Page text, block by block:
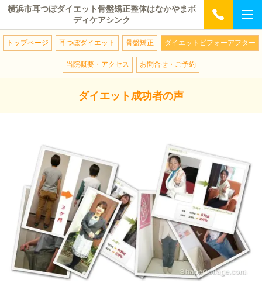
横浜市耳つぼダイエット骨盤矯正整体はなかやまボ
ディケアシンク
トップページ 耳つぼダイエット 骨盤矯正 ダイエットビフォーアフター
当院概要・アクセス お問合せ・ご予約
ダイエット成功者の声